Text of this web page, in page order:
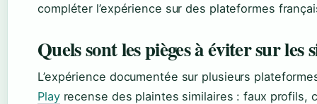
compléter l’expérience sur des plateformes
Quels sont les pièges à éviter sur les
L’expérience documentée sur plusieurs
Playrecense des plaintes similaires : faux profils,